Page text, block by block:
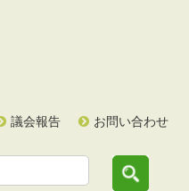
議会報告 お問い合わせ